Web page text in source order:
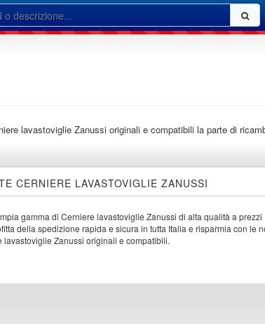
lavastoviglie Zanussi originali e compatibili la parte di
CERNIERE LAVASTOVIGLIE ZANUSSI
gamma di Cerniere lavastoviglie Zanussi di alta qualità a prezzi
della spedizione rapida e sicura in tutta Italia e risparmia con le
lavastoviglie Zanussi originali e compatibili.